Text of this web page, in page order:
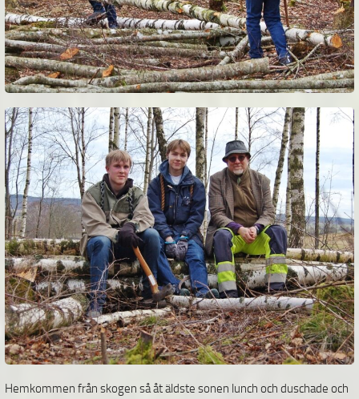
Hemkommen från skogen så åt äldste sonen lunch och duschade och